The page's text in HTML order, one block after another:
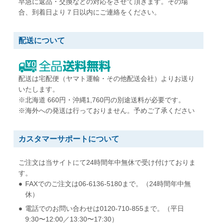
早急に返品・交換などの対応をさせて頂きます。その場
合、到着日より７日以内にご連絡をください。
配送について
配送は宅配便（ヤマト運輸・その他配送会社）よりお送り
いたします。
※北海道 660円・沖縄1,760円の別途送料が必要です。
※海外への発送は行っておりません。予めご了承ください
カスタマーサポートについて
ご注文は当サイトにて24時間年中無休で受け付けておりま
す。
FAXでのご注文は06-6136-5180まで。（24時間年中無
休）
電話でのお問い合わせは0120-710-855まで。（平日
9:30〜12:00／13:30〜17:30）